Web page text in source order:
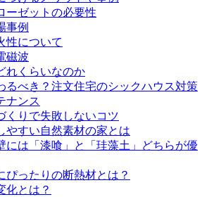
ーゼットの必要性
事例
性について
磁波
れくらいなのか
るべき？注文住宅のシックハウス対策
ナンス
くりで失敗しないコツ
やすい自然素材の家とは
には「漆喰」と「珪藻土」どちらが優
ぴったりの断熱材とは？
化とは？